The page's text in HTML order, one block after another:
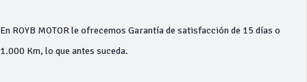
En ROYB MOTOR le ofrecemos Garantía de satisfacción de 15 días o
1.000 Km, lo que antes suceda.